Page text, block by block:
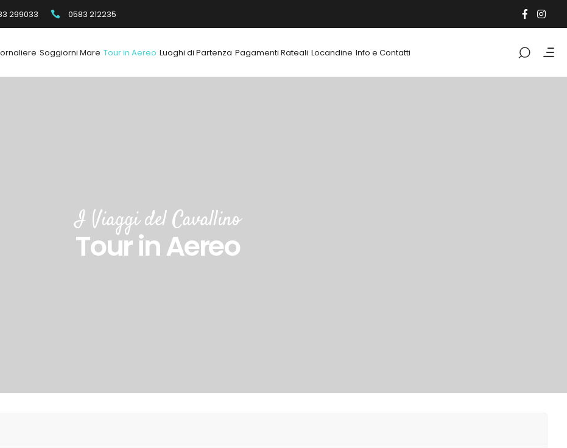
299033 0583 212235
Soggiorni Mare Tour in Aereo Luoghi di Partenza Pagamenti Rateali Locandine Info e Contatti
I Viaggi del Cavallino
Tour in Aereo